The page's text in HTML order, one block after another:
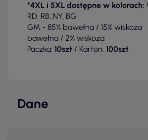
*4XL i 5XL dostępne w kolorach:
RD, RB, NY, BG
GM - 85% bawełna / 15%
bawełna / 2% wiskoza
Paczka: 10szt / Karton: 100szt
Dane